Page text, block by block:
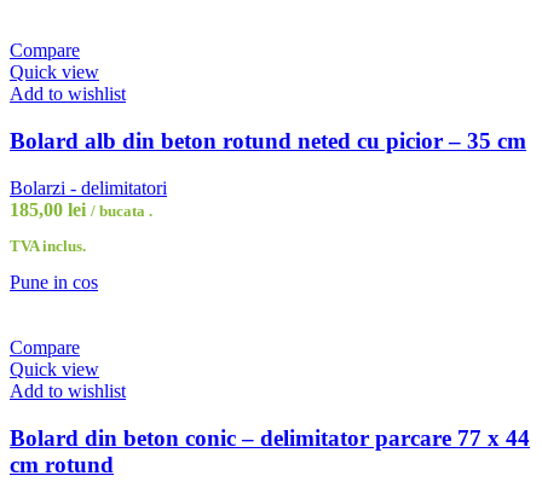
Compare
Quick view
Add to wishlist
Bolard alb din beton rotund neted cu picior – 35 cm
Bolarzi - delimitatori
185,00 lei / bucata .
TVA inclus.
Pune in cos
Compare
Quick view
Add to wishlist
Bolard din beton conic – delimitator parcare 77 x 44
cm rotund